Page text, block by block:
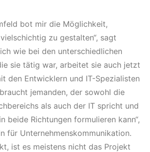
bot mir die Möglichkeit,
zu gestalten“, sagt
wie bei den unterschiedlichen
sie tätig war, arbeitet sie auch jetzt
den Entwicklern und IT-Spezialisten
jemanden, der sowohl die
als auch der IT spricht und
beide Richtungen formulieren kann“,
für Unternehmenskommunikation.
ist es meistens nicht das Projekt